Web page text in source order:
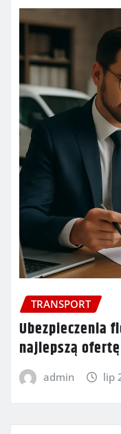
TRANSPORT
Ubezpieczenia
najlepszą ofertę
admin lip